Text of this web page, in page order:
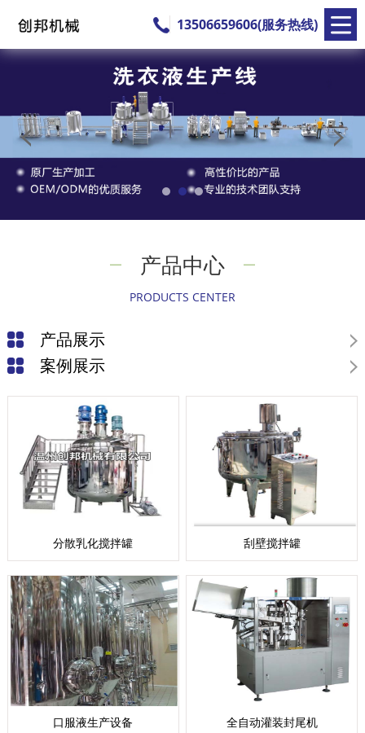
13506659606(服务热线)
产品中心
PRODUCTS CENTER
产品展示
案例展示
分散乳化搅拌罐 刮壁搅拌罐
口服液生产设备 全自动灌装封尾机